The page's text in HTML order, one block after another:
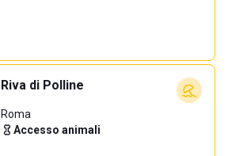
Riva di Polline
Roma
Accesso animali